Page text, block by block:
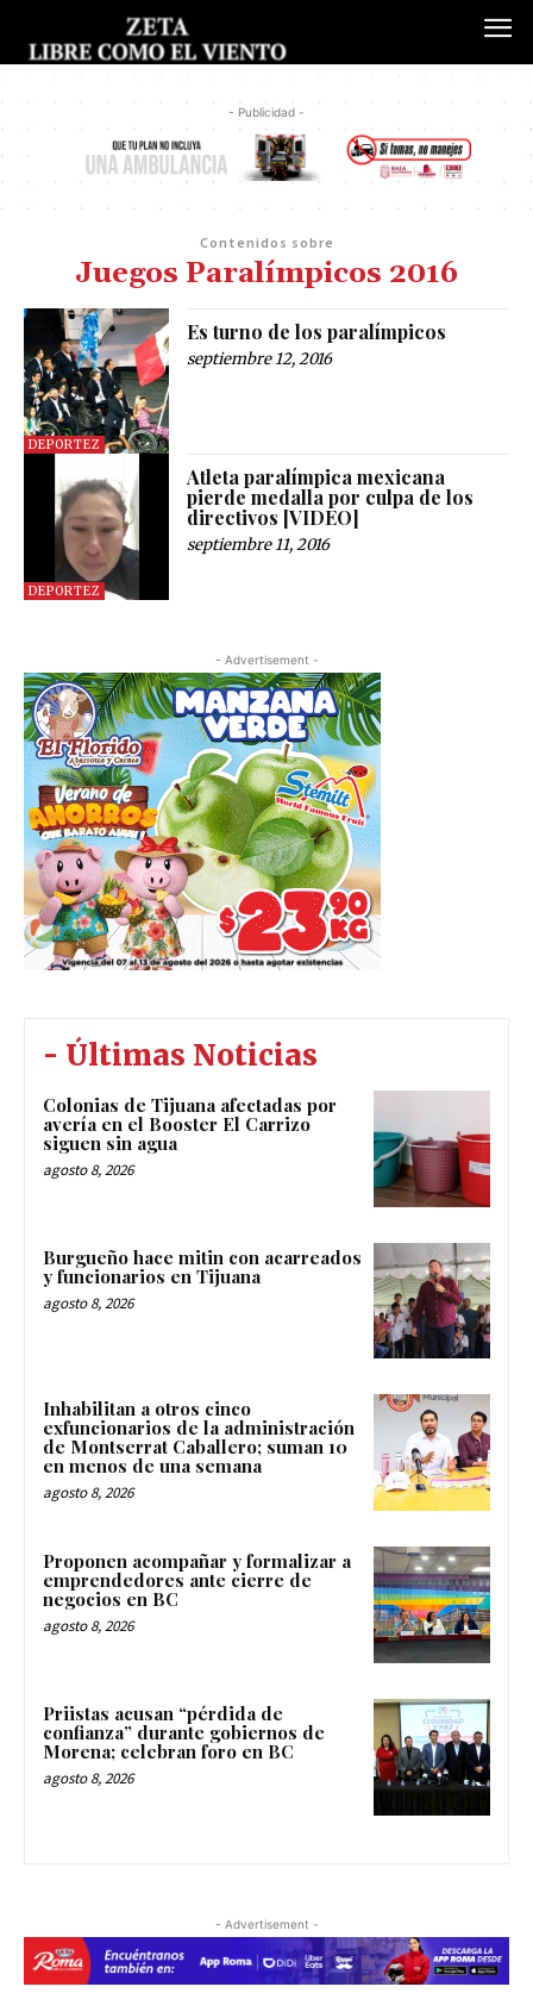
- Publicidad -
Contenidos sobre
Juegos Paralímpicos 2016
DEPORTEZ
Es turno de los paralímpicos
septiembre 12, 2016
DEPORTEZ
Atleta paralímpica mexicana
pierde medalla por culpa de los
directivos [VIDEO]
septiembre 11, 2016
- Advertisement -
- Últimas Noticias
Colonias de Tijuana afectadas por
avería en el Booster El Carrizo
siguen sin agua
agosto 8, 2026
Burgueño hace mitin con acarreados
y funcionarios en Tijuana
agosto 8, 2026
Inhabilitan a otros cinco
exfuncionarios de la administración
de Montserrat Caballero; suman 10
en menos de una semana
agosto 8, 2026
Proponen acompañar y formalizar a
emprendedores ante cierre de
negocios en BC
agosto 8, 2026
Priistas acusan “pérdida de
confianza” durante gobiernos de
Morena; celebran foro en BC
agosto 8, 2026
- Advertisement -